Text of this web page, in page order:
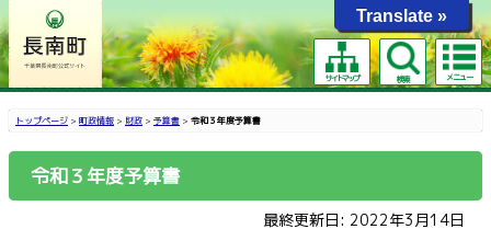
サイトマップ 検索 メニュー
トップページ > 町政情報 > 財政 > 予算書 > 令和３年度予算書
令和３年度予算書
最終更新日: 2022年3月14日
Translate »